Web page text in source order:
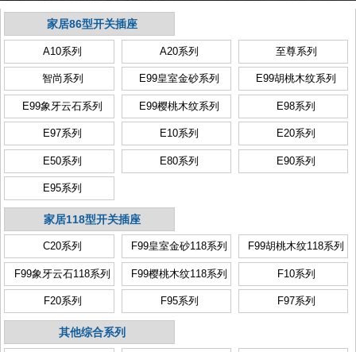
家居86型开关插座
A10系列 A20系列 至尊系列
智尚系列 E99皇室金砂系列 E99胡桃木纹系列
E99象牙云石系列 E99樱桃木纹系列 E98系列
E97系列 E10系列 E20系列
E50系列 E80系列 E90系列
E95系列
家居118型开关插座
C20系列 F99皇室金砂118系列 F99胡桃木纹118系列
F99象牙云石118系列 F99樱桃木纹118系列 F10系列
F20系列 F95系列 F97系列
其他综合系列